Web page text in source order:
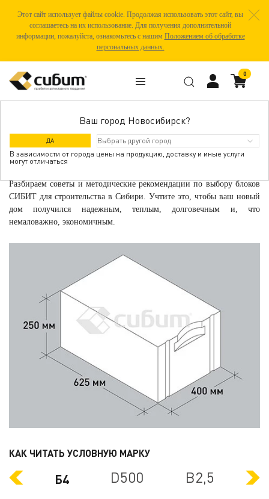
Этот сайт использует файлы cookie. Продолжая использовать этот сайт, вы
соглашаетесь на их использование. Для получения дополнительной
информации, пожалуйста, ознакомьтесь с нашим Положением об обработке
персональных данных.
Ваш город Новосибирск?
ДА
В зависимости от города цены на продукцию, доставку и иные услуги
могут отличаться
0
БЛОКИ И ТОЛЩИНА СТЕН
Разбираем советы и методические рекомендации по выбору блоков
СИБИТ для строительства в Сибири. Учтите это, чтобы ваш новый
дом получился надежным, теплым, долговечным и, что
немаловажно, экономичным.
КАК ЧИТАТЬ УСЛОВНУЮ МАРКУ
Б4 D500 B2,5